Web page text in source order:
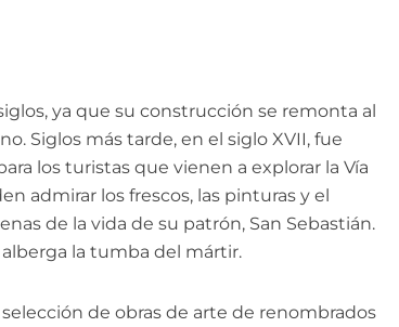
ya que su construcción se remonta al
Siglos más tarde, en el siglo XVII, fue
los turistas que vienen a explorar la Vía
admirar los frescos, las pinturas y el
de la vida de su patrón, San Sebastián.
la tumba del mártir.
de obras de arte de renombrados